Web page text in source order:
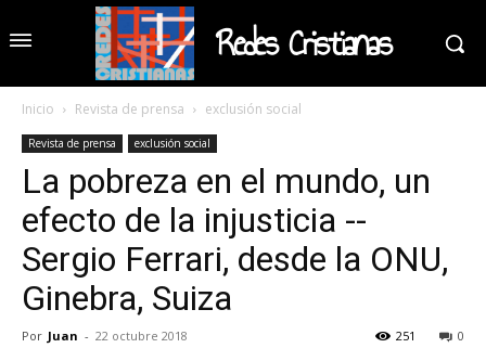
Redes Cristianas
Inicio Revista de prensa exclusión social
Revista de prensa exclusión social
La pobreza en el mundo, un
efecto de la injusticia --
Sergio Ferrari, desde la ONU,
Ginebra, Suiza
Por Juan - 22 octubre 2018 0
251